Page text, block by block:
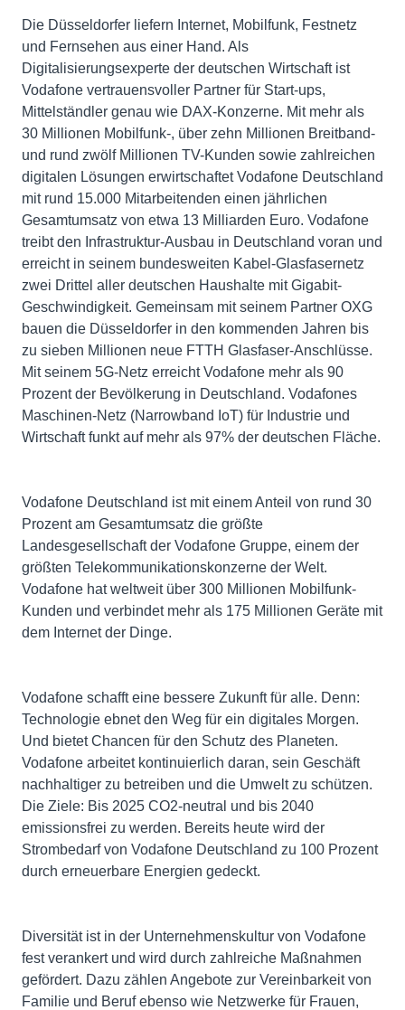
Die Düsseldorfer liefern Internet, Mobilfunk, Festnetz
und Fernsehen aus einer Hand. Als
Digitalisierungsexperte der deutschen Wirtschaft ist
Vodafone vertrauensvoller Partner für Start-ups,
Mittelständler genau wie DAX-Konzerne. Mit mehr als
30 Millionen Mobilfunk-, über zehn Millionen Breitband-
und rund zwölf Millionen TV-Kunden sowie zahlreichen
digitalen Lösungen erwirtschaftet Vodafone Deutschland
mit rund 15.000 Mitarbeitenden einen jährlichen
Gesamtumsatz von etwa 13 Milliarden Euro. Vodafone
treibt den Infrastruktur-Ausbau in Deutschland voran und
erreicht in seinem bundesweiten Kabel-Glasfasernetz
zwei Drittel aller deutschen Haushalte mit Gigabit-
Geschwindigkeit. Gemeinsam mit seinem Partner OXG
bauen die Düsseldorfer in den kommenden Jahren bis
zu sieben Millionen neue FTTH Glasfaser-Anschlüsse.
Mit seinem 5G-Netz erreicht Vodafone mehr als 90
Prozent der Bevölkerung in Deutschland. Vodafones
Maschinen-Netz (Narrowband IoT) für Industrie und
Wirtschaft funkt auf mehr als 97% der deutschen Fläche.
Vodafone Deutschland ist mit einem Anteil von rund 30
Prozent am Gesamtumsatz die größte
Landesgesellschaft der Vodafone Gruppe, einem der
größten Telekommunikationskonzerne der Welt.
Vodafone hat weltweit über 300 Millionen Mobilfunk-
Kunden und verbindet mehr als 175 Millionen Geräte mit
dem Internet der Dinge.
Vodafone schafft eine bessere Zukunft für alle. Denn:
Technologie ebnet den Weg für ein digitales Morgen.
Und bietet Chancen für den Schutz des Planeten.
Vodafone arbeitet kontinuierlich daran, sein Geschäft
nachhaltiger zu betreiben und die Umwelt zu schützen.
Die Ziele: Bis 2025 CO2-neutral und bis 2040
emissionsfrei zu werden. Bereits heute wird der
Strombedarf von Vodafone Deutschland zu 100 Prozent
durch erneuerbare Energien gedeckt.
Diversität ist in der Unternehmenskultur von Vodafone
fest verankert und wird durch zahlreiche Maßnahmen
gefördert. Dazu zählen Angebote zur Vereinbarkeit von
Familie und Beruf ebenso wie Netzwerke für Frauen,